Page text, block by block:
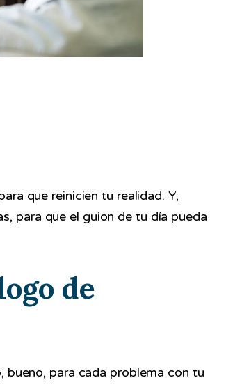
que reinicien tu realidad. Y,
para que el guion de tu día pueda
de
bueno, para cada problema con tu